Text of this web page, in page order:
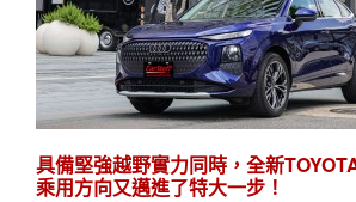
具備堅強越野實力同時，全新
乘用方向又邁進了特大一步！